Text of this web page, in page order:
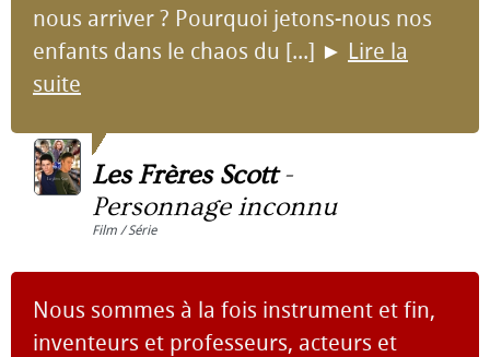
nous arriver ? Pourquoi jetons-nous nos
enfants dans le chaos du [...] ► Lire la
suite
Les Frères Scott-
Personnage inconnu
Film / Série
Nous sommes à la fois instrument et fin,
inventeurs et professeurs, acteurs et